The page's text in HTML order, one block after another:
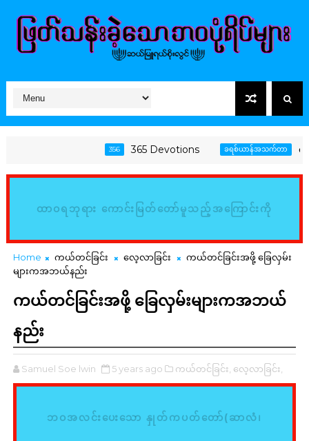
365 Devotions ခရစ်ယာန်အသက်တာ အောင်မ
ထာဝရဘုရား ကောင်းမြတ်တော်မူသည့်အကြောင်းကို
မြည်းစမ်း၍ သိမှတ်ကြလော့ (ဆာလံ၊ ၃၄:၈)
Home ကယ်တင်ခြင်း လေ့လာခြင်း
ကယ်တင်ခြင်းအဖို့ ခြေလှမ်း
များကအဘယ်နည်း
ကယ်တင်ခြင်းအဖို့ ခြေလှမ်းများကအဘယ်
နည်း
Samuel Soe lwin 5 years ago ကယ်တင်ခြင်း, လေ့လာခြင်း,
ဘဝအလင်းပေးသော နှုတ်ကပတ်တော်(ဆာလံ၊